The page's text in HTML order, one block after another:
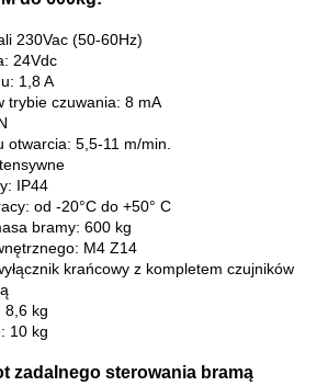
230Vac (50-60Hz)
24Vdc
1,8 A
trybie czuwania: 8 mA
otwarcia: 5,5-11 m/min.
IP44
od -20°C do +50° C
bramy: 600 kg
M4 Z14
krańcowy z kompletem czujników
8,6 kg
10 kg
zadalnego sterowania bramą